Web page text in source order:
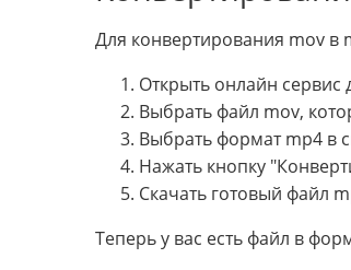
Для конвертирования mov в
Открыть онлайн сервис
Выбрать файл mov,
Выбрать формат mp4 в
Нажать кнопку
Скачать готовый файл
Теперь у вас есть файл в